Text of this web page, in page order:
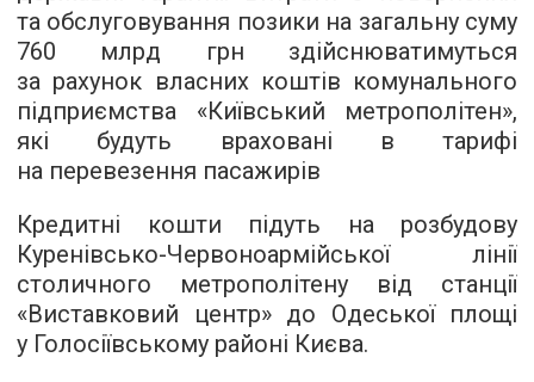
та обслуговування позики на загальну суму
760 млрд грн здійснюватимуться
за рахунок власних коштів комунального
підприємства «Київський метрополітен»,
які будуть враховані в тарифі
на перевезення пасажирів
Кредитні кошти підуть на розбудову
Куренівсько-Червоноармійської лінії
столичного метрополітену від станції
«Виставковий центр» до Одеської площі
у Голосіївському районі Києва.